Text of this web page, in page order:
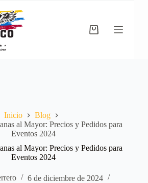
Carro
Inicio
Blog
al Mayor: Precios y Pedidos para
Eventos 2024
al Mayor: Precios y Pedidos para
Eventos 2024
6 de diciembre de 2024